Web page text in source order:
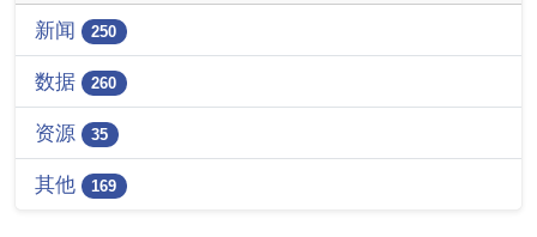
新闻 250
数据 260
资源 35
其他 169